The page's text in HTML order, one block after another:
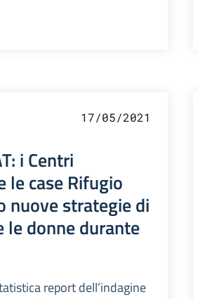
17/05/2021
i Centri
le case Rifugio
nuove strategie di
le donne durante
report dell’indagine